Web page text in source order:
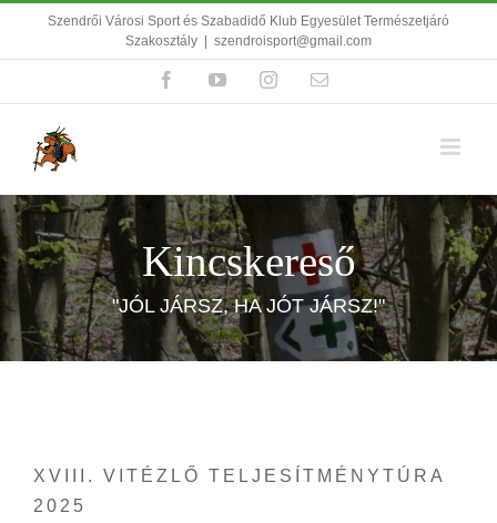
KihagyásSzendrői Városi Sport és Szabadidő Klub Egyesület Természetjáró
Szakosztály
szendroisport@gmail.com
FacebookYouTubeInstagramEmail:
Kincskereső
"JÓL JÁRSZ, HA JÓT JÁRSZ!"
XVIII. VITÉZLŐ TELJESÍTMÉNYTÚRA
2025